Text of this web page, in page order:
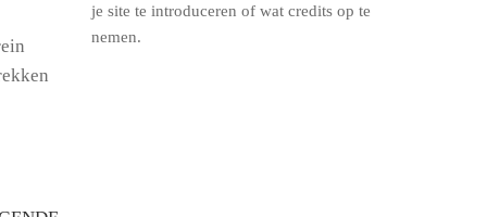
je site te introduceren of wat credits op te
nemen.